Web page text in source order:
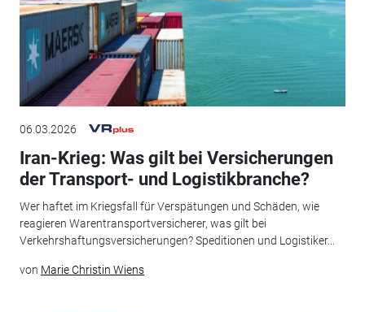
06.03.2026
Iran-Krieg: Was gilt bei Versicherungen
der Transport- und Logistikbranche?
Wer haftet im Kriegsfall für Verspätungen und Schäden, wie
reagieren Warentransportversicherer, was gilt bei
Verkehrshaftungsversicherungen? Speditionen und Logistiker...
von Marie Christin Wiens